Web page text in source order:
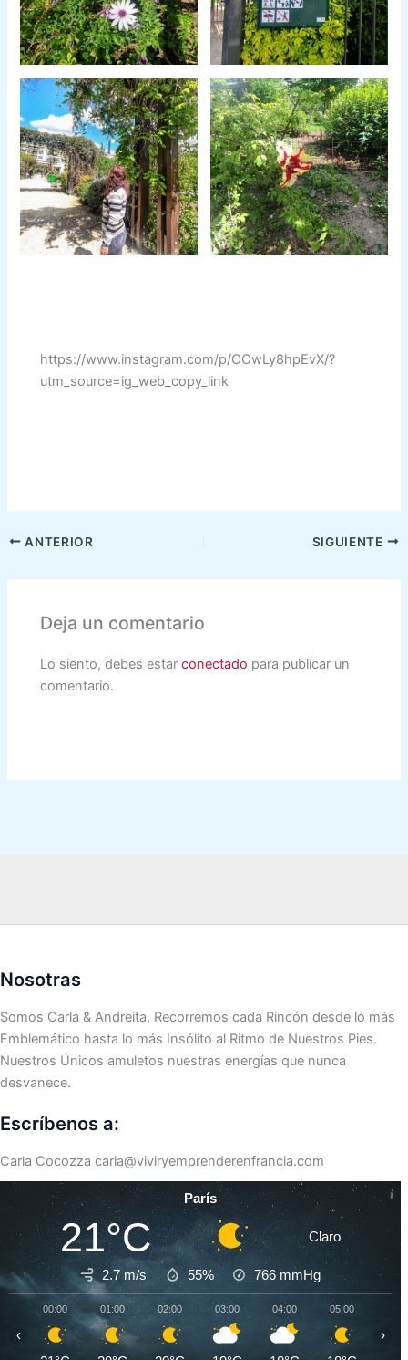
https://www.instagram.com/p/COwLy8hpEvX/?
utm_source=ig_web_copy_link
ANTERIOR SIGUIENTE
Deja un comentario
Lo siento, debes estarconectado para publicar un
comentario.
Nosotras
Somos Carla & Andreita, Recorremos cada Rincón desde lo más
Emblemático hasta lo más Insólito al Ritmo de Nuestros Pies.
Nuestros Únicos amuletos nuestras energías que nunca
desvanece.
Escríbenos a:
Carla Cocozza carla@viviryemprenderenfrancia.com
París
21°C Claro
2.7 m/s 55% 766 mmHg
00:00 01:00 02:00 03:00 04:00 05:00
‹ ›